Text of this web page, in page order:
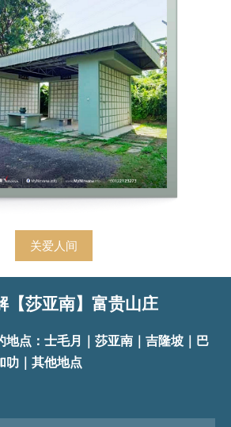
关爱人间
【莎亚南】 富贵山庄
地点：士毛月｜莎亚南｜吉隆坡｜巴
叻｜其他地点